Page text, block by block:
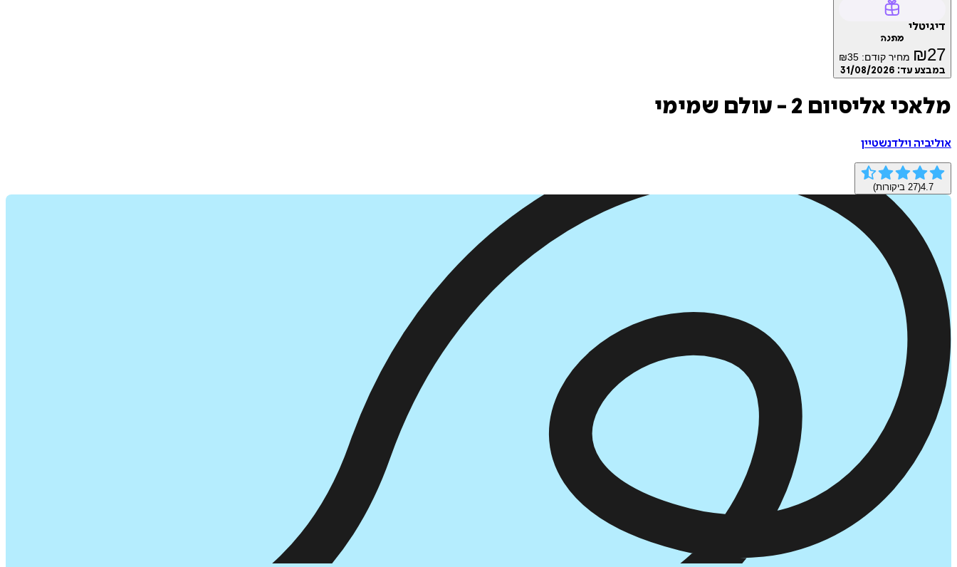
דיגיטלי
מתנה
₪27 מחיר קודם: ₪35
במבצע עד: 31/08/2026
הוספה
מלאכי אליסיום 2 - עולם שמימי
אוליביה וילדנשטיין
4.7
(
27 ביקורות)